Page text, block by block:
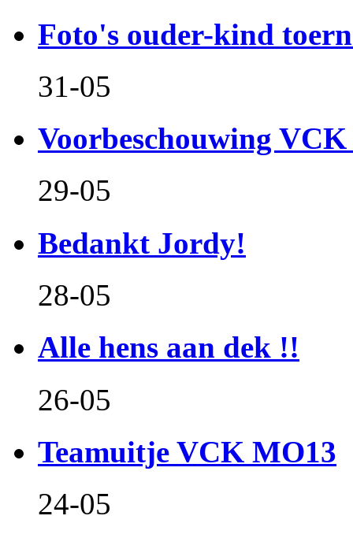
Foto's ouder-kind
31-05
Voorbeschouwing VCK
29-05
Bedankt Jordy!
28-05
Alle hens aan dek !!
26-05
Teamuitje VCK MO13
24-05